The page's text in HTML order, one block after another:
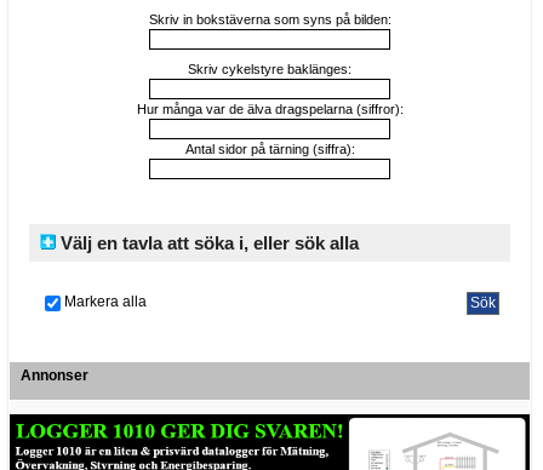
Skriv in bokstäverna som syns på bilden:
Skriv cykelstyre baklänges:
Hur många var de älva dragspelarna (siffror):
Antal sidor på tärning (siffra):
Välj en tavla att söka i, eller sök alla
Markera alla
Annonser